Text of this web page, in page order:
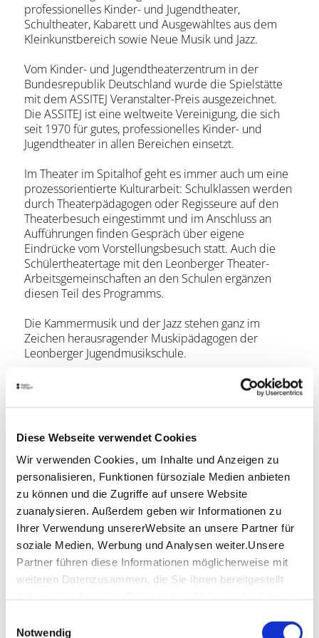
Diese Webseite verwendet Cookies
Wir verwenden Cookies, um Inhalte und Anzeigen zu
personalisieren, Funktionen fürsoziale Medien anbieten
zu können und die Zugriffe auf unsere Website
zuanalysieren. Außerdem geben wir Informationen zu
Ihrer Verwendung unsererWebsite an unsere Partner für
soziale Medien, Werbung und Analysen weiter.Unsere
Partner führen diese Informationen möglicherweise mit
weiteren Datenzusammen, die Sie ihnen bereitgestellt
Impressum
Notwendig
professionelles Kinder- und Jugendtheater,
Schultheater, Kabarett und Ausgewähltes aus dem
Kleinkunstbereich sowie Neue Musik und Jazz.
Vom Kinder- und Jugendtheaterzentrum in der
Bundesrepublik Deutschland wurde die Spielstätte
mit dem ASSITEJ Veranstalter-Preis ausgezeichnet.
Die ASSITEJ ist eine weltweite Vereinigung, die sich
seit 1970 für gutes, professionelles Kinder- und
Jugendtheater in allen Bereichen einsetzt.
Im Theater im Spitalhof geht es immer auch um eine
prozessorientierte Kulturarbeit: Schulklassen werden
durch Theaterpädagogen oder Regisseure auf den
Theaterbesuch eingestimmt und im Anschluss an
Aufführungen finden Gespräch über eigene
Eindrücke vom Vorstellungsbesuch statt. Auch die
Schülertheatertage mit den Leonberger Theater-
Arbeitsgemeinschaften an den Schulen ergänzen
diesen Teil des Programms.
Die Kammermusik und der Jazz stehen ganz im
Zeichen herausragender Muskipädagogen der
Leonberger Jugendmusikschule.
Die Leonberger Theatergruppe bühne 16 und die
regelmäßig und bringen ihre Werke auf die Bühne.
Lage & Kontakt
Theater im Spitalhof
Klosterstraße 2
71229 Leonberg
Telefon:+49 (0) 7152 990 14 02
Mail:theater@leonberg.de
Website:www.leonberg.de
Verkehrs- und Tarifverbund Stuttgart GmbH